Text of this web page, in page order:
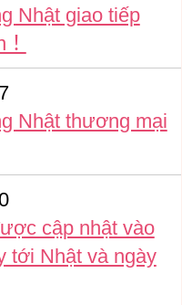
Nhật giao tiếp
Nhật thương mại
cập nhật vào
tới Nhật và ngày